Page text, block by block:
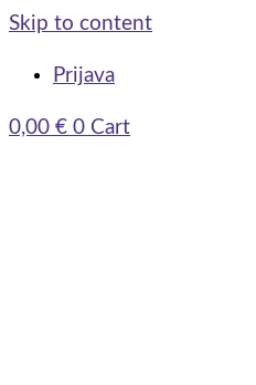
Skip to content
Prijava
0,00 € 0 Cart